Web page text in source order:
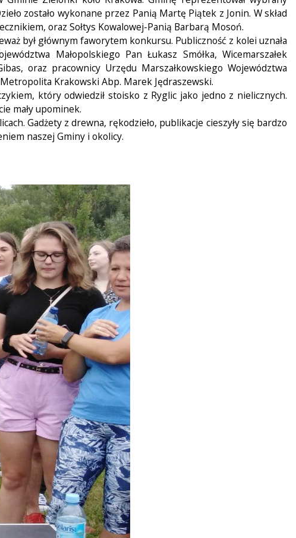
zostało wykonane przez Panią Martę Piątek z Jonin. W skład
oraz Sołtys Kowalowej-Panią Barbarą Mosoń.
był głównym faworytem konkursu. Publiczność z kolei uznała
Małopolskiego Pan Łukasz Smółka, Wicemarszałek
oraz pracownicy Urzędu Marszałkowskiego Województwa
Krakowski Abp. Marek Jędraszewski.
który odwiedził stoisko z Ryglic jako jedno z nielicznych.
mały upominek.
Gadżety z drewna, rękodzieło, publikacje cieszyły się bardzo
naszej Gminy i okolicy.